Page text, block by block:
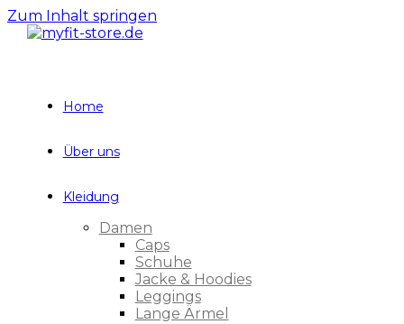
Zum Inhalt springen
Home
Über uns
Kleidung
Damen
Caps
Schuhe
Jacke & Hoodies
Leggings
Lange Ärmel